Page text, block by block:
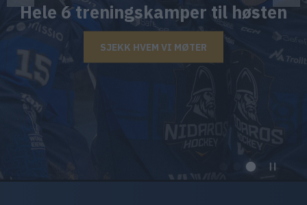
PÅMELDING